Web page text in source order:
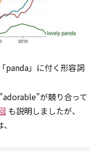
panda」に付く形容詞
が競り合って
も説明しましたが、